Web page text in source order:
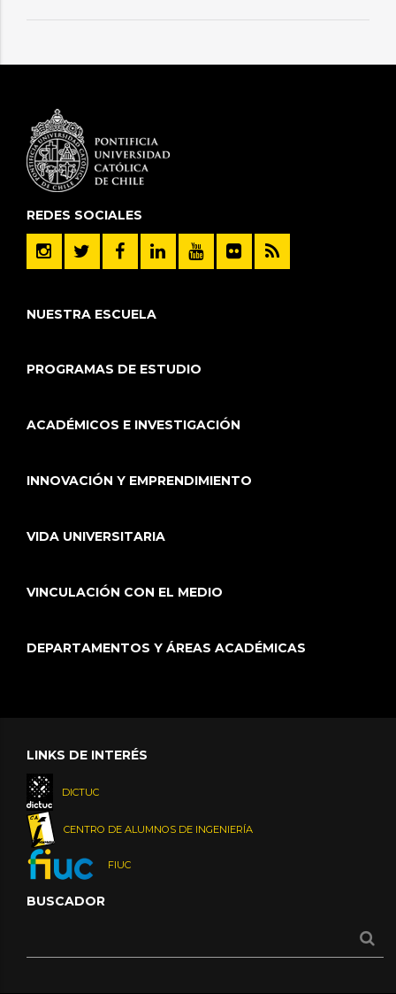
REDES SOCIALES
NUESTRA ESCUELA
PROGRAMAS DE ESTUDIO
ACADÉMICOS E INVESTIGACIÓN
INNOVACIÓN Y EMPRENDIMIENTO
VIDA UNIVERSITARIA
VINCULACIÓN CON EL MEDIO
DEPARTAMENTOS Y ÁREAS ACADÉMICAS
LINKS DE INTERÉS
DICTUC
CENTRO DE ALUMNOS DE INGENIERÍA
FIUC
BUSCADOR